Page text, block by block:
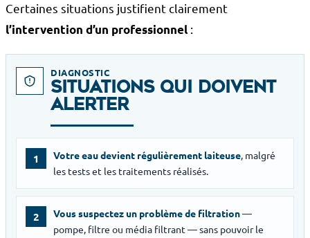
Certaines situations justifient clairement
l’intervention d’un professionnel :
DIAGNOSTIC
SITUATIONS QUI DOIVENT
ALERTER
1 Votre eau devient régulièrement laiteuse, malgré
les tests et les traitements réalisés.
2 Vous suspectez un problème de filtration—
pompe, filtre ou média filtrant — sans pouvoir le